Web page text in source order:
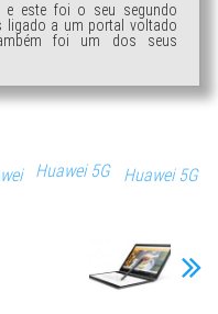
e este foi o seu segundo
ligado a um portal voltado
foi um dos seus
Huawei 5G
Huawei 5G